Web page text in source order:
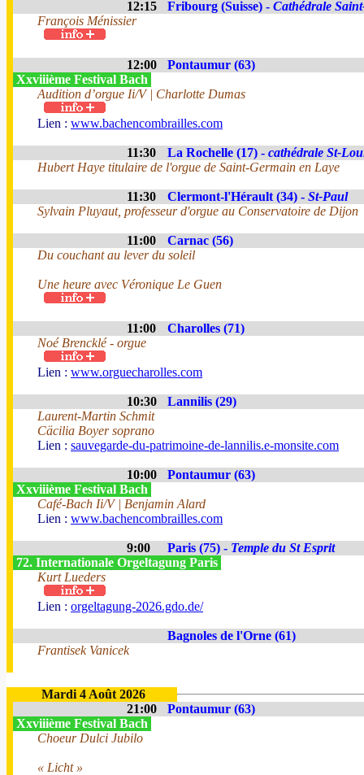
12:15 Fribourg (Suisse) - Cathédrale
François Ménissier
12:00
Pontaumur (63)
Xxviiième Festival Bach
Audition d’orgue Ii/V | Charlotte Dumas
Lien : www.bachencombrailles.com
11:30 La Rochelle (17) - cathédrale St-
Hubert Haye titulaire de l'orgue de Saint-Germain en Laye
11:30 Clermont-l'Hérault (34) - St-Paul
Sylvain Pluyaut, professeur d'orgue au Conservatoire de Dijon
11:00
Carnac (56)
Du couchant au lever du soleil
Une heure avec Véronique Le Guen
11:00
Charolles (71)
Noé Brencklé - orgue
Lien : www.orguecharolles.com
10:30
Lannilis (29)
Laurent-Martin Schmit
Cäcilia Boyer soprano
Lien : sauvegarde-du-patrimoine-de-lannilis.e-monsite.com
10:00
Pontaumur (63)
Xxviiième Festival Bach
Café-Bach Ii/V | Benjamin Alard
Lien : www.bachencombrailles.com
9:00 Paris (75) - Temple du St Esprit
72. Internationale Orgeltagung Paris
Kurt Lueders
Lien : orgeltagung-2026.gdo.de/
Bagnoles de l'Orne (61)
Frantisek Vanicek
Mardi 4 Août 2026
21:00
Pontaumur (63)
Xxviiième Festival Bach
Choeur Dulci Jubilo
« Licht »